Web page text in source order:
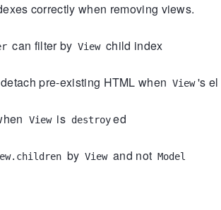
correctly when removing views.
can filter by View child index
pre-existing HTML when View 's
View is destroy ed
by View and not Model